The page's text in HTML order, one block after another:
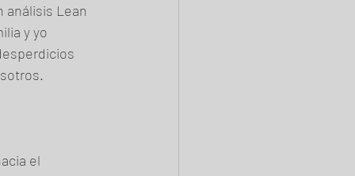
análisis Lean
y yo
el